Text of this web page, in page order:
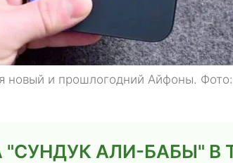
новый и прошлогодний Айфоны.
АЛИ-БАБЫ" В